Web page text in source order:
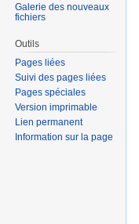
Galerie des nouveaux
fichiers
Outils
Pages liées
Suivi des pages liées
Pages spéciales
Version imprimable
Lien permanent
Information sur la page